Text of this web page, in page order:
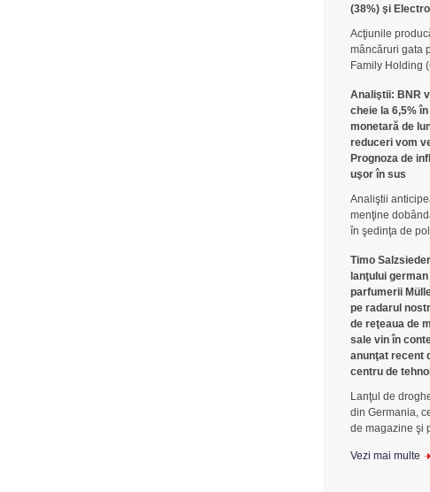
(38%) şi
Acţiunile
mâncăruri gata
Family Holding
Analiştii: BNR
cheie la 6,5%
monetară de
reduceri vom
Prognoza de
uşor în sus
Analiştii
menţine
în şedinţa de
Timo
lanţului
parfumerii
pe radarul
de reţeaua de
sale vin în
anunţat recent
centru de
Lanţul de
din Germania,
de magazine şi
Vezi mai multe